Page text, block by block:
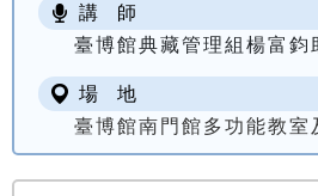
講 師
臺博館典藏管理組楊富鈞
場 地
臺博館南門館多功能教室